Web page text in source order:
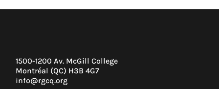
1500-1200 Av. McGill College
Montréal (QC) H3B 4G7
info@rgcq.org